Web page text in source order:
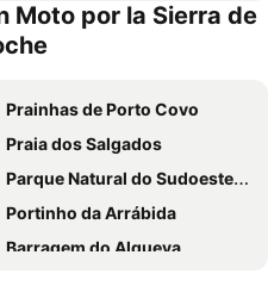
Moto por la Sierra de
Prainhas de Porto Covo
Praia dos Salgados
Parque Natural do Sudoeste Alentejano e Costa Vicentina
Portinho da Arrábida
Barragem do Alqueva